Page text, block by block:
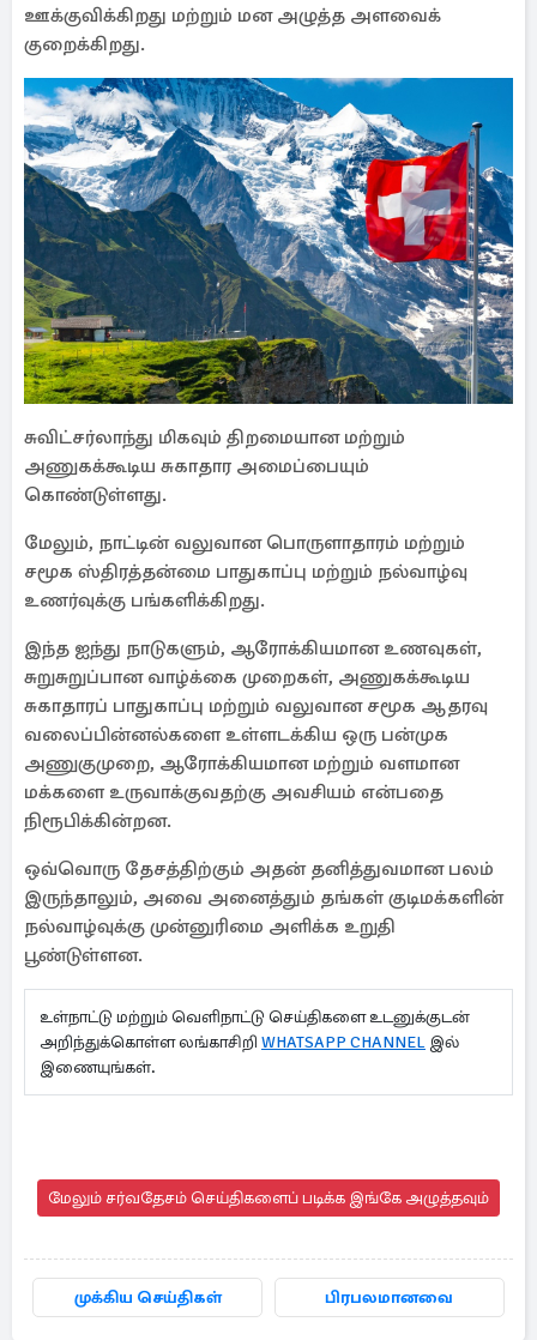
ஊக்குவிக்கிறது மற்றும் மன அழுத்த அளவைக்
குறைக்கிறது.
சுவிட்சர்லாந்து மிகவும் திறமையான மற்றும்
அணுகக்கூடிய சுகாதார அமைப்பையும்
கொண்டுள்ளது.
மேலும், நாட்டின் வலுவான பொருளாதாரம் மற்றும்
சமூக ஸ்திரத்தன்மை பாதுகாப்பு மற்றும் நல்வாழ்வு
உணர்வுக்கு பங்களிக்கிறது.
இந்த ஐந்து நாடுகளும், ஆரோக்கியமான உணவுகள்,
சுறுசுறுப்பான வாழ்க்கை முறைகள், அணுகக்கூடிய
சுகாதாரப் பாதுகாப்பு மற்றும் வலுவான சமூக ஆதரவு
வலைப்பின்னல்களை உள்ளடக்கிய ஒரு பன்முக
அணுகுமுறை, ஆரோக்கியமான மற்றும் வளமான
மக்களை உருவாக்குவதற்கு அவசியம் என்பதை
நிரூபிக்கின்றன.
ஒவ்வொரு தேசத்திற்கும் அதன் தனித்துவமான பலம்
இருந்தாலும், அவை அனைத்தும் தங்கள் குடிமக்களின்
நல்வாழ்வுக்கு முன்னுரிமை அளிக்க உறுதி
பூண்டுள்ளன.
உள்நாட்டு மற்றும் வெளிநாட்டு செய்திகளை உடனுக்குடன்
அறிந்துக்கொள்ள லங்காசிறி WHATSAPP CHANNEL இல்
இணையுங்கள்.
மேலும் சர்வதேசம் செய்திகளைப் படிக்க இங்கே அழுத்தவும்
முக்கிய செய்திகள் பிரபலமானவை